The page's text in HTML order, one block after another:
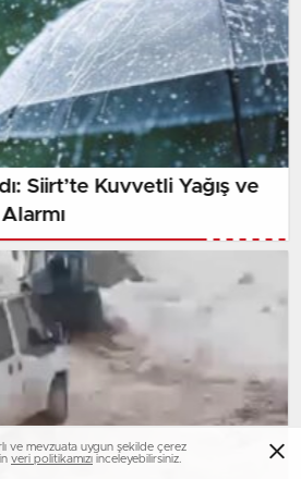
Siirt’te Kuvvetli Yağış ve
ve mevzuata uygun şekilde çerez
veri politikamızı inceleyebilirsiniz.